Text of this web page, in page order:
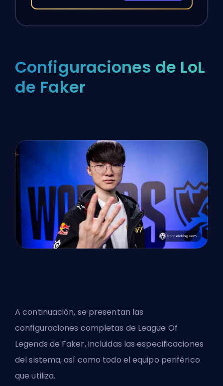
Configuraciones de LoL
de Faker
A continuación, se presentan las
configuraciones completas de League Of
Legends de Faker, incluidas las especificaciones
del sistema, así como todo el equipo periférico
que utiliza.